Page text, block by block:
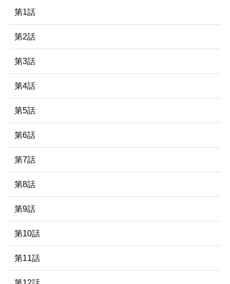
第1話
第2話
第3話
第4話
第5話
第6話
第7話
第8話
第9話
第10話
第11話